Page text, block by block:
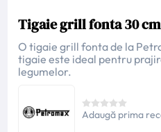
Tigaie grill fonta 30 cm
O tigaie grill fonta de la
tigaie este ideal pentru
legumelor.
Adaugă prima